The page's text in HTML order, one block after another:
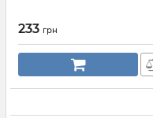
233 грн